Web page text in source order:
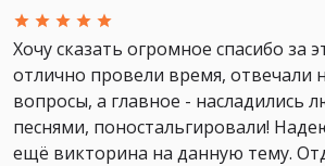
Хочу сказать огромное спасибо за
отлично провели время, отвечали
вопросы, а главное - насладились
песнями, поностальгировали!
ещё викторина на данную тему.